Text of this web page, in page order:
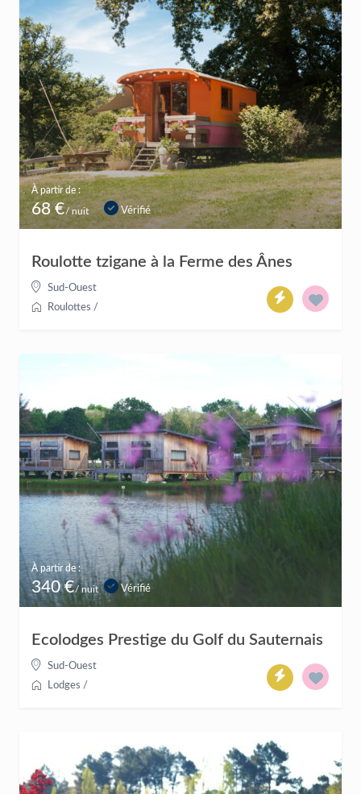
À partir de :
68 €/ nuit Vérifié
Roulotte tzigane à la Ferme des Ânes
Sud-Ouest
Roulottes /
À partir de :
340 €/ nuit Vérifié
Ecolodges Prestige du Golf du Sauternais
Sud-Ouest
Lodges /